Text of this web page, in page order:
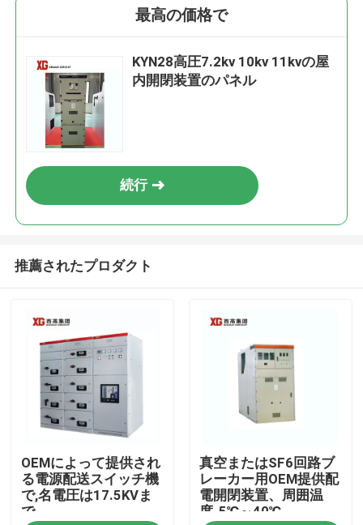
最高の価格で
KYN28高圧7.2kv 10kv 11kvの屋
内開閉装置のパネル
続行
推薦されたプロダクト
OEMによって提供され
る電源配送スイッチ機
で,名電圧は17.5KVま
で
真空またはSF6回路ブ
レーカー用OEM提供配
電開閉装置、周囲温
度-5℃～40℃